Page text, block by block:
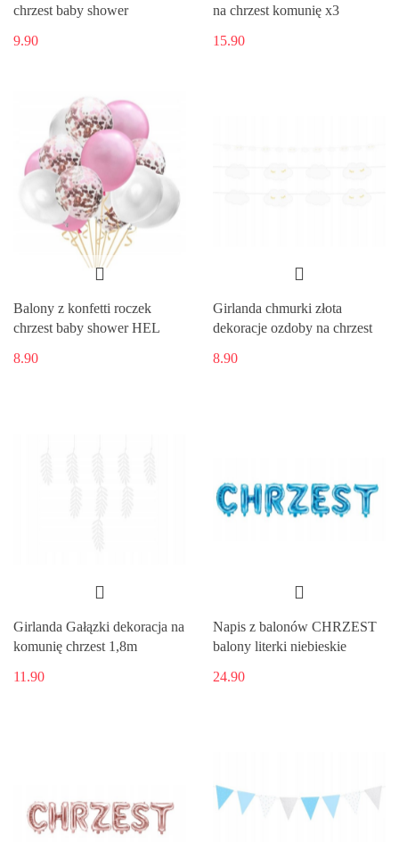
chrzest baby shower
9.90
na chrzest komunię x3
15.90
Balony z konfetti roczek
chrzest baby shower HEL
8.90
Girlanda chmurki złota
dekoracje ozdoby na chrzest
8.90
Girlanda Gałązki dekoracja na
komunię chrzest 1,8m
11.90
Napis z balonów CHRZEST
balony literki niebieskie
24.90